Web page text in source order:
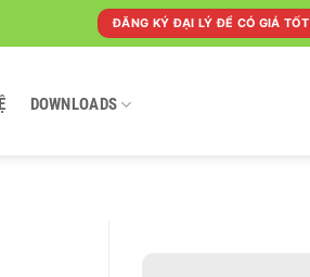
ĐĂNG KÝ ĐẠI LÝ ĐỂ CÓ GIÁ TỐT
DOWNLOADS